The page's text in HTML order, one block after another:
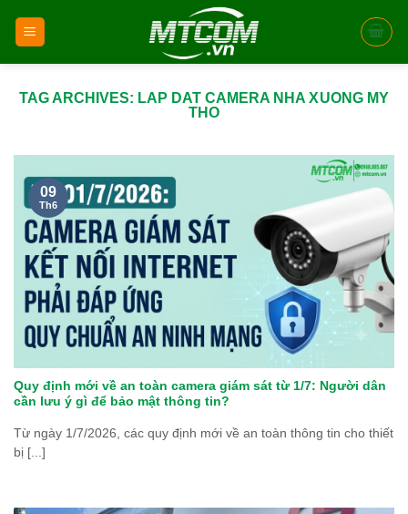
TAG ARCHIVES: LAP DAT CAMERA NHA XUONG MY
THO
Quy định mới về an toàn camera giám sát từ 1/7: Người dân
cần lưu ý gì để bảo mật thông tin?
Từ ngày 1/7/2026, các quy định mới về an toàn thông tin cho thiết
bị [...]
09
Th6